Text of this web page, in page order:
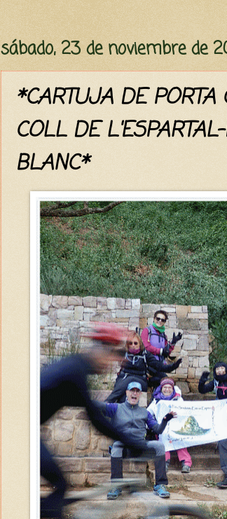
sábado, 23 de noviembre de
*CARTUJA DE
COLL DE
BLANC*